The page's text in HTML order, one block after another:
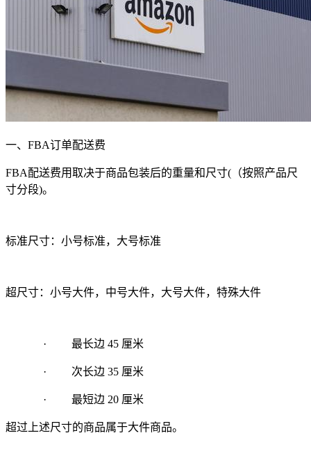
一、 FBA订单配送费
FBA配送费用取决于商品包装后的重量和尺寸( （按照产品尺
寸分段)。
标准尺寸：小号标准，大号标准
超尺寸：小号大件，中号大件，大号大件，特殊大件
· 最长边 45 厘米
· 次长边 35 厘米
· 最短边 20 厘米
超过上述尺寸的商品属于大件商品。